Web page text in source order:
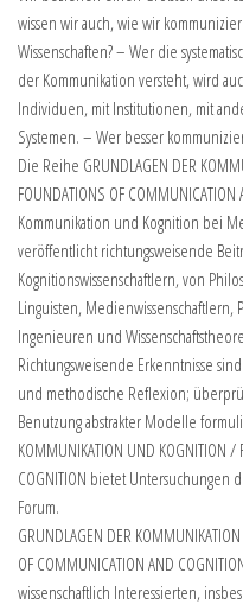
wissen wir auch, wie wir
Wissenschaften? – Wer die
der Kommunikation versteht, wird
Individuen, mit Institutionen, mit
Systemen. – Wer besser
Die Reihe GRUNDLAGEN DER
FOUNDATIONS OF
Kommunikation und Kognition bei
veröffentlicht richtungsweisende
Kognitionswissenschaftlern, von
Linguisten, Medienwissenschaftlern,
Ingenieuren und
Richtungsweisende Erkenntnisse
und methodische Reflexion;
Benutzung abstrakter Modelle
KOMMUNIKATION UND KOGNITION /
COGNITION bietet Untersuchungen
Forum.
GRUNDLAGEN DER
OF COMMUNICATION AND
wissenschaftlich Interessierten,